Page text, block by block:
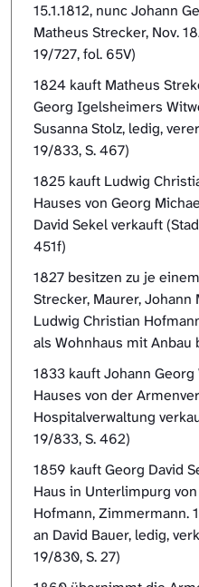
15.1.1812, nunc Johann
Matheus Strecker, Nov.
19/727, fol. 65V)
1824 kauft Matheus
Georg Igelsheimers
Susanna Stolz, ledig,
19/833, S. 467)
1825 kauft Ludwig
Hauses von Georg
David Sekel verkauft
451f)
1827 besitzen zu je
Strecker, Maurer, Johann
Ludwig Christian
als Wohnhaus mit Anbau
1833 kauft Johann Georg
Hauses von der
Hospitalverwaltung
19/833, S. 462)
1859 kauft Georg David
Haus in Unterlimpurg
Hofmann, Zimmermann.
an David Bauer, ledig,
19/830, S. 27)